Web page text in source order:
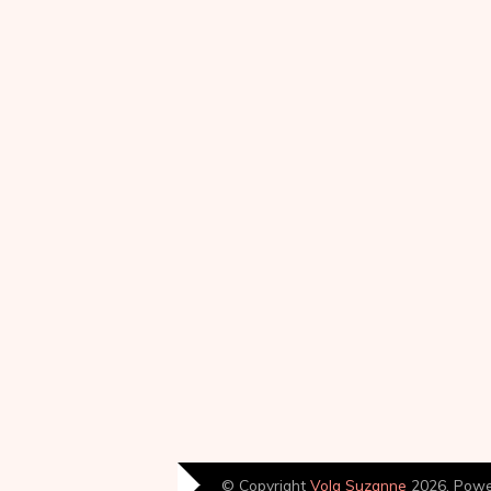
© Copyright Volg Suzanne 2026.